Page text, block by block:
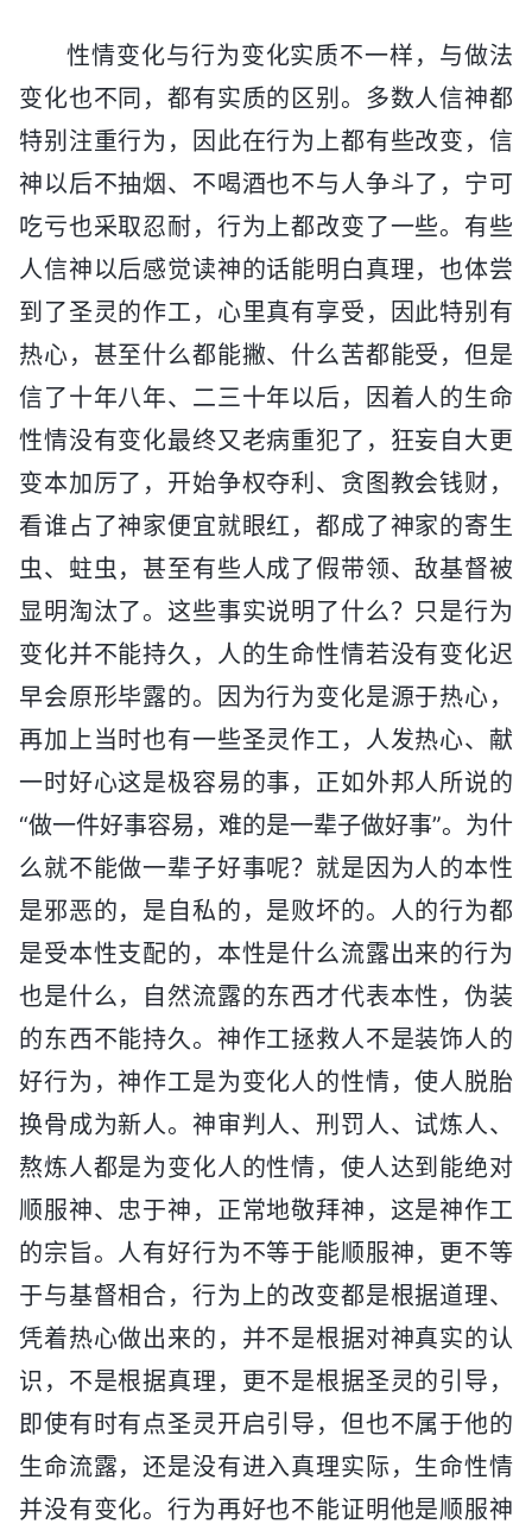
性情变化与行为变化实质不一样，与做法
变化也不同，都有实质的区别。多数人信神都
特别注重行为，因此在行为上都有些改变，信
神以后不抽烟、不喝酒也不与人争斗了，宁可
吃亏也采取忍耐，行为上都改变了一些。有些
人信神以后感觉读神的话能明白真理，也体尝
到了圣灵的作工，心里真有享受，因此特别有
热心，甚至什么都能撇、什么苦都能受，但是
信了十年八年、二三十年以后，因着人的生命
性情没有变化最终又老病重犯了，狂妄自大更
变本加厉了，开始争权夺利、贪图教会钱财，
看谁占了神家便宜就眼红，都成了神家的寄生
虫、蛀虫，甚至有些人成了假带领、敌基督被
显明淘汰了。这些事实说明了什么？只是行为
变化并不能持久，人的生命性情若没有变化迟
早会原形毕露的。因为行为变化是源于热心，
再加上当时也有一些圣灵作工，人发热心、献
一时好心这是极容易的事，正如外邦人所说的
“做一件好事容易，难的是一辈子做好事”。为什
么就不能做一辈子好事呢？就是因为人的本性
是邪恶的，是自私的，是败坏的。人的行为都
是受本性支配的，本性是什么流露出来的行为
也是什么，自然流露的东西才代表本性，伪装
的东西不能持久。神作工拯救人不是装饰人的
好行为，神作工是为变化人的性情，使人脱胎
换骨成为新人。神审判人、刑罚人、试炼人、
熬炼人都是为变化人的性情，使人达到能绝对
顺服神、忠于神，正常地敬拜神，这是神作工
的宗旨。人有好行为不等于能顺服神，更不等
于与基督相合，行为上的改变都是根据道理、
凭着热心做出来的，并不是根据对神真实的认
识，不是根据真理，更不是根据圣灵的引导，
即使有时有点圣灵开启引导，但也不属于他的
生命流露，还是没有进入真理实际，生命性情
并没有变化。行为再好也不能证明他是顺服神